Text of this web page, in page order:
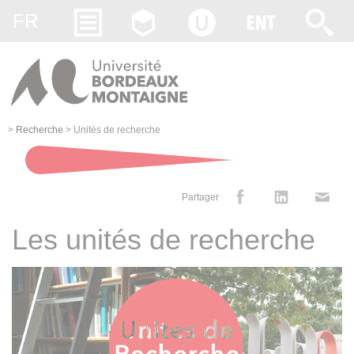
> Recherche > Unités de recherche
Partager
Les unités de recherche